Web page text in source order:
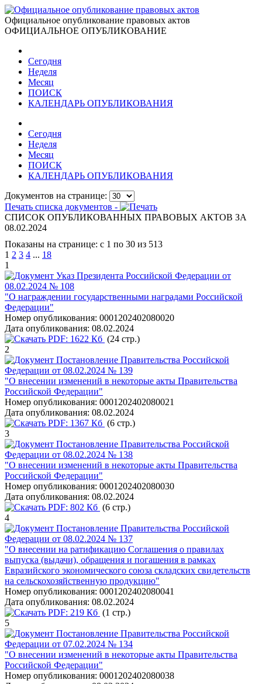
Официальное опубликование правовых актов
ОФИЦИАЛЬНОЕ ОПУБЛИКОВАНИЕ
Сегодня
Неделя
Месяц
ПОИСК
КАЛЕНДАРЬ ОПУБЛИКОВАНИЯ
Сегодня
Неделя
Месяц
ПОИСК
КАЛЕНДАРЬ ОПУБЛИКОВАНИЯ
Документов на странице:
Печать списка документов -
СПИСОК ОПУБЛИКОВАННЫХ ПРАВОВЫХ АКТОВ ЗА
08.02.2024
Показаны на странице: с 1 по 30 из 513
1 2 3 4 ... 18
1
Указ Президента Российской Федерации от
08.02.2024 № 108
"О награждении государственными наградами Российской
Федерации"
Номер опубликования: 0001202402080020
Дата опубликования: 08.02.2024
PDF: 1622 Кб (24 стр.)
2
Постановление Правительства Российской
Федерации от 08.02.2024 № 139
"О внесении изменений в некоторые акты Правительства
Российской Федерации"
Номер опубликования: 0001202402080021
Дата опубликования: 08.02.2024
PDF: 1367 Кб (6 стр.)
3
Постановление Правительства Российской
Федерации от 08.02.2024 № 138
"О внесении изменений в некоторые акты Правительства
Российской Федерации"
Номер опубликования: 0001202402080030
Дата опубликования: 08.02.2024
PDF: 802 Кб (6 стр.)
4
Постановление Правительства Российской
Федерации от 08.02.2024 № 137
"О внесении на ратификацию Соглашения о правилах
выпуска (выдачи), обращения и погашения в рамках
Евразийского экономического союза складских свидетельств
на сельскохозяйственную продукцию"
Номер опубликования: 0001202402080041
Дата опубликования: 08.02.2024
PDF: 219 Кб (1 стр.)
5
Постановление Правительства Российской
Федерации от 07.02.2024 № 134
"О внесении изменений в некоторые акты Правительства
Российской Федерации"
Номер опубликования: 0001202402080038